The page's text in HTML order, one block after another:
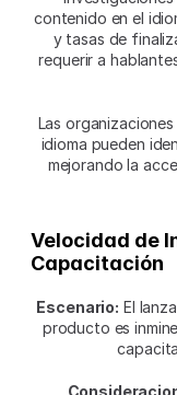
contenido en el
y tasas de
requerir a
Las
idioma pueden
mejorando la
Velocidad de
Capacitación
Escenario: El
producto es